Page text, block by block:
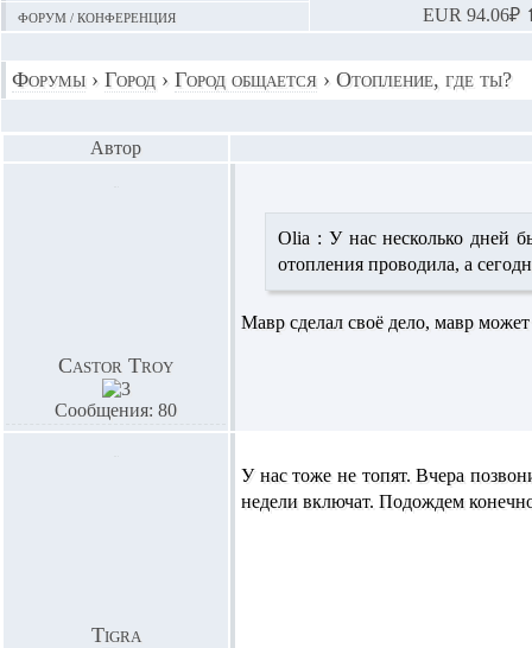
Форум / конференция
EUR 94.06₽
Форумы › Город › Город общается › Отопление, где ты?
Автор
Castor Troy
Сообщения: 80
Olia : У нас несколько дней
отопления проводила, а
Мавр сделал своё дело, мавр может
Tigra
У нас тоже не топят. Вчера
недели включат. Подождем